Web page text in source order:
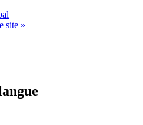
site »